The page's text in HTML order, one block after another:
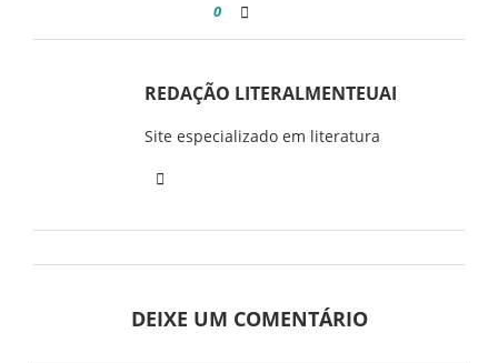
0
REDAÇÃO LITERALMENTEUAI
Site especializado em literatura
DEIXE UM COMENTÁRIO